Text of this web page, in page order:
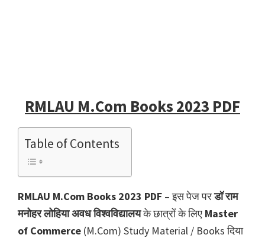
RMLAU M.Com Books 2023 PDF
Table of Contents
RMLAU M.Com Books 2023 PDF – इस पेज परडॉ राम
मनोहर लोहिया अवध विश्वविद्यालयके छात्रों के लिए Master
of Commerce (M.Com) Study Material / Books दिया